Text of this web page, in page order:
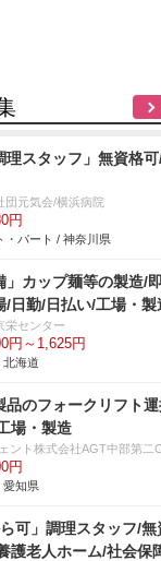
理スタッフ」無資格
団元気会/横浜病院
円
・パート / 神奈川県
」カップ麺等の製造/
/日勤/日払い/工場・製
栄センター
円～1,625円
北海道
品のフォークリフト
場・製造
ント株式会社AGT中部第二
円
愛知県
ら可」調理スタッフ/
護老人ホーム/社会保